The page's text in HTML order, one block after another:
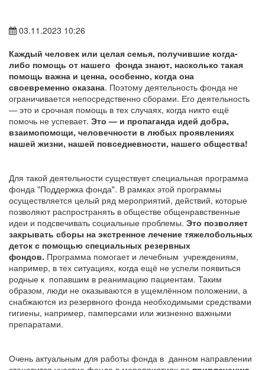
03.11.2023 10:26
Каждый человек или целая семья, получившие когда-
либо помощь от нашего фонда знают, насколько такая
помощь важна и ценна, особенно, когда она
своевременно оказана. Поэтому деятельность фонда не
ограничивается непосредственно сборами. Его деятельность
— это и срочная помощь в тех случаях, когда никто ещё
помочь не успевает. Это — и пропаганда идей добра,
взаимопомощи, человечности в любых проявлениях
нашей жизни, нашей повседневности, нашего общества!
Для такой деятельности существует специальная программа
фонда "Поддержка фонда". В рамках этой программы
осуществляется целый ряд мероприятий, действий, которые
позволяют распространять в обществе общенравственные
идеи и подсвечивать социальные проблемы. Это позволяет
закрывать сборы на экстренное лечение тяжелобольных
деток с помощью специальных резервных
фондов. Программа помогает и лечебным учреждениям,
например, в тех ситуациях, когда ещё не успели появиться
родные к попавшим в реанимацию пациентам. Таким
образом, люди не оказываются в ущемлённом положении, а
снабжаются из резервного фонда необходимыми средствами
гигиены, например, памперсами или жизненно важными
препаратами.
Очень актуальным для работы фонда в данном направлении